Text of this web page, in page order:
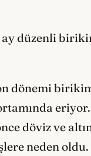
düzenli
dönemi
döviz ve
neden oldu.